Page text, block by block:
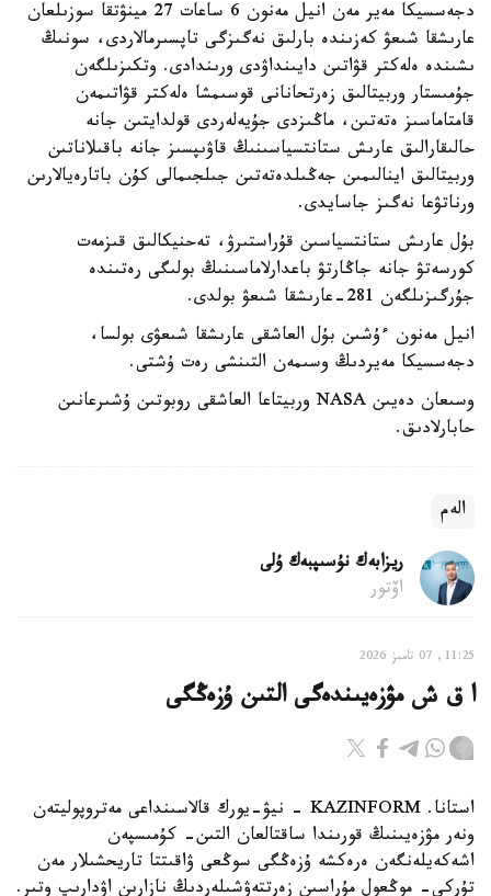
دجەسسيكا مەير مەن انيل مەنون 6 ساعات 27 مينۋتقا سوزىلعان
عارىشقا شىعۋ كەزىندە بارلىق نەگىزگى تاپسىرمالاردى، سونىڭ
ىشىندە ەلەكتر قۋاتىن دايىنداۋدى ورىندادى. وتكىزىلگەن
جۇمىستار وربيتالىق زەرتحانانى قوسىمشا ەلەكتر قۋاتىمەن
قامتاماسىز ەتەتىن، ماڭىزدى جۇيەلەردى قولدايتىن جانە
حالىقارالىق عارىش ستانتسياسىنىڭ قاۋىپسىز جانە باقىلاناتىن
وربيتالىق اينالىمىن جەڭىلدەتەتىن جىلجىمالى كۇن باتارەيالارىن
ورناتۋعا نەگىز جاسايدى.
بۇل عارىش ستانتسياسىن قۇراستىرۋ، تەحنيكالىق قىزمەت
كورسەتۋ جانە جاڭارتۋ باعدارلاماسىنىڭ بولىگى رەتىندە
جۇرگىزىلگەن 281-عارىشقا شىعۋ بولدى.
انيل مەنون ءۇشىن بۇل العاشقى عارىشقا شىعۋى بولسا،
دجەسسيكا مەيردىڭ وسىمەن التىنشى رەت ۇشتى.
وسىعان دەيىن NASA وربيتاعا العاشقى روبوتىن ۇشىرعانىن
حابارلادىق.
الەم
ريزابەك نۇسىپبەك ۇلى
اۆتور
11:25, 07 تامىز 2026
ا ق ش مۋزەيىندەگى التىن ۇزەڭگى
استانا. KAZINFORM - نيۋ-يورك قالاسىنداعى مەتروپوليتەن
ونەر مۋزەيىنىڭ قورىندا ساقتالعان التىن- كۇمىسپەن
اشەكەيلەنگەن ەرەكشە ۇزەڭگى سوڭعى ۋاقىتتا تاريحشىلار مەن
تۇركى- موڭعول مۇراسىن زەرتتەۋشىلەردىڭ نازارىن اۋدارىپ وتىر.